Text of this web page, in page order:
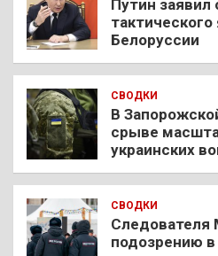
Путин
Белоруссии
СВОДКИ
В
срыве
украинских
СВОДКИ
подозрению в